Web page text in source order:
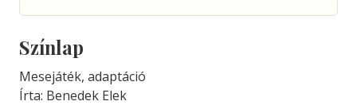
Színlap
Mesejáték, adaptáció
Írta: Benedek Elek